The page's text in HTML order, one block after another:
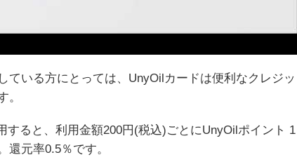
ている方にとっては、UnyOilカードは便利なクレジッ
。
すると、利用金額200円(税込)ごとにUnyOilポイント 1
還元率0.5％です。